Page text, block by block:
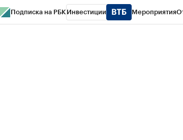
Подписка на РБК Инвестиции Мероприятия